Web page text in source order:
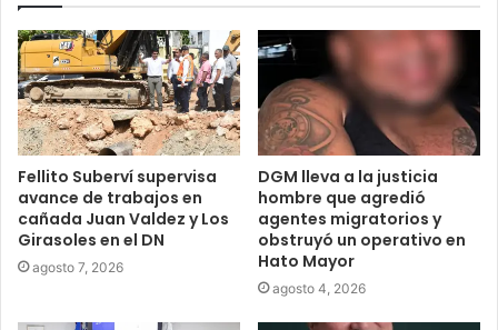
Fellito Suberví supervisa
avance de trabajos en
cañada Juan Valdez y Los
Girasoles en el DN
agosto 7, 2026
DGM lleva a la justicia
hombre que agredió
agentes migratorios y
obstruyó un operativo en
Hato Mayor
agosto 4, 2026